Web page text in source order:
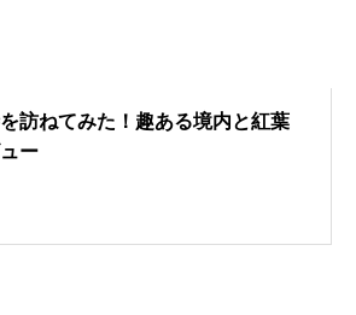
訪ねてみた！趣ある境内と紅葉
ー